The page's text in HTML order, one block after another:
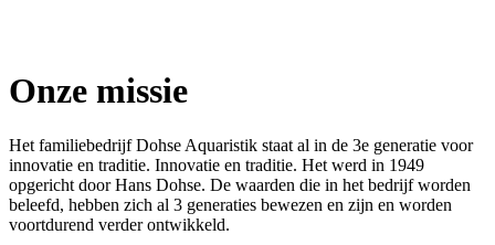
Onze missie
Het familiebedrijf Dohse Aquaristik staat al in de 3e generatie voor
innovatie en traditie. Innovatie en traditie. Het werd in 1949
opgericht door Hans Dohse. De waarden die in het bedrijf worden
beleefd, hebben zich al 3 generaties bewezen en zijn en worden
voortdurend verder ontwikkeld.